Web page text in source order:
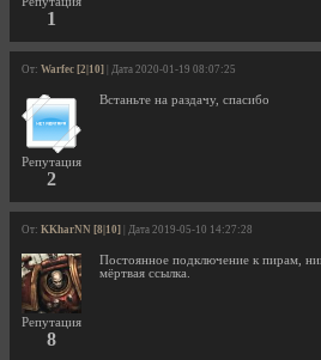
1
От: Warfec [2|10] | Дата 2020-01-19 08:07:25
Репутация
2
Встаньте на раздачу, спасибо
От: KKharNN [8|10] | Дата 2019-05-10 14:27:28
Репутация
8
Постоянное подключение к пирам,
мёртвая ссылка.